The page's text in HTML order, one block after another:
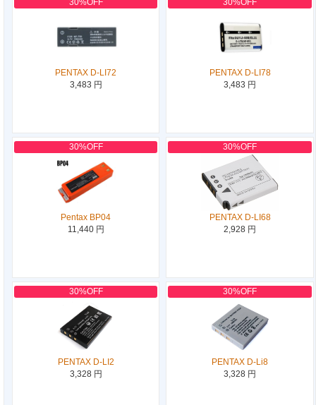
30%OFF
PENTAX D-LI72
3,483 円
30%OFF
PENTAX D-LI78
3,483 円
30%OFF
Pentax BP04
11,440 円
30%OFF
PENTAX D-LI68
2,928 円
30%OFF
PENTAX D-LI2
3,328 円
30%OFF
PENTAX D-Li8
3,328 円